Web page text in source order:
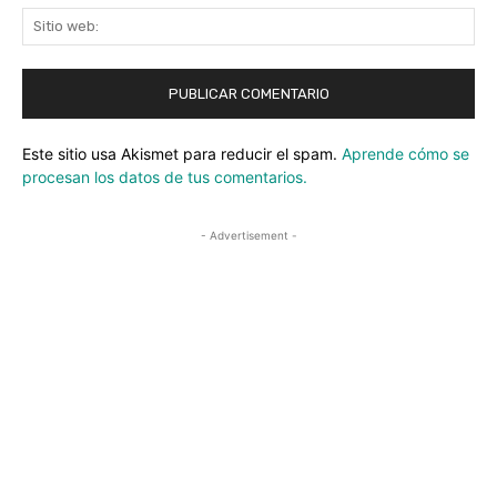
Este sitio usa Akismet para reducir el spam. Aprende cómo se
procesan los datos de tus comentarios.
- Advertisement -